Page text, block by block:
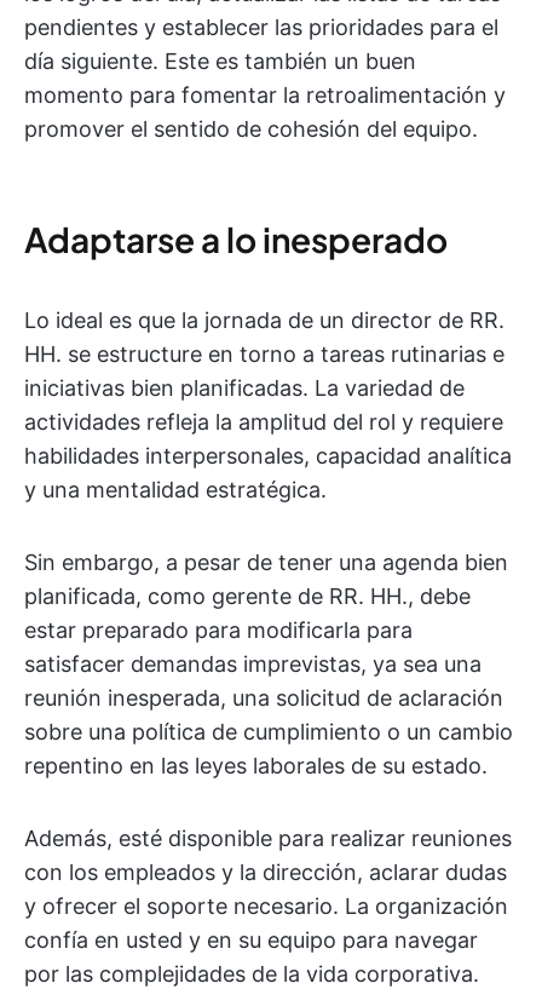
pendientes y establecer las prioridades para el
día siguiente. Este es también un buen
momento para fomentar la retroalimentación y
promover el sentido de cohesión del equipo.
Adaptarse a lo inesperado
Lo ideal es que la jornada de un director de RR.
HH. se estructure en torno a tareas rutinarias e
iniciativas bien planificadas. La variedad de
actividades refleja la amplitud del rol y requiere
habilidades interpersonales, capacidad analítica
y una mentalidad estratégica.
Sin embargo, a pesar de tener una agenda bien
planificada, como gerente de RR. HH., debe
estar preparado para modificarla para
satisfacer demandas imprevistas, ya sea una
reunión inesperada, una solicitud de aclaración
sobre una política de cumplimiento o un cambio
repentino en las leyes laborales de su estado.
Además, esté disponible para realizar reuniones
con los empleados y la dirección, aclarar dudas
y ofrecer el soporte necesario. La organización
confía en usted y en su equipo para navegar
por las complejidades de la vida corporativa.